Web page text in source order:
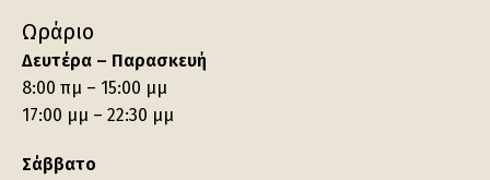
Ωράριο
Δευτέρα – Παρασκευή
8:00 πμ – 15:00 μμ
17:00 μμ – 22:30 μμ
Σάββατο